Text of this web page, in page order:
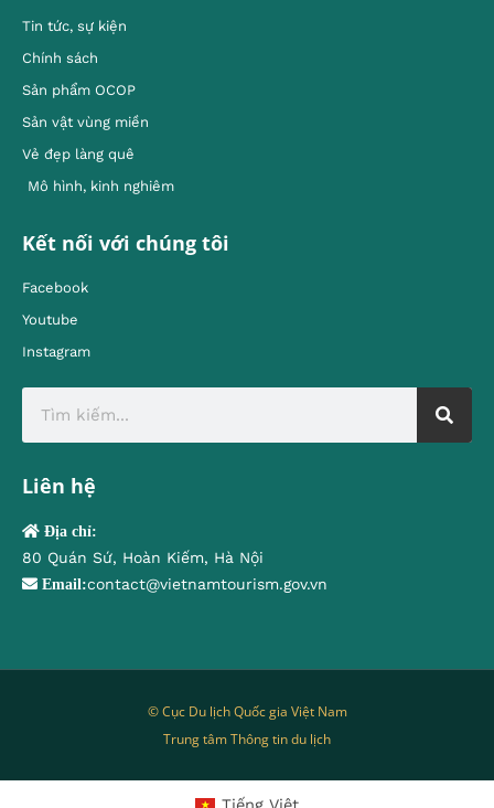
Tin tức, sự kiện
Chính sách
Sản phẩm OCOP
Sản vật vùng miền
Vẻ đẹp làng quê
Mô hình, kinh nghiêm
Kết nối với chúng tôi
Facebook
Youtube
Instagram
Liên hệ
Địa chỉ:
80 Quán Sứ, Hoàn Kiếm, Hà Nội
Email:contact@vietnamtourism.gov.vn
© Cục Du lịch Quốc gia Việt Nam
Trung tâm Thông tin du lịch